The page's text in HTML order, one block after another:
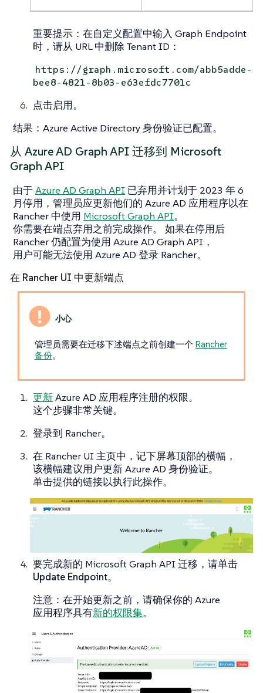
重要提示 ：在自定义配置中输入 Graph Endpoint
时，请从 URL 中删除 Tenant ID：
https://graph.microsoft.com/abb5adde-
bee8-4821-8b03-e63efdc7701c
点击启用。
结果 ：Azure Active Directory 身份验证已配置。
从 Azure AD Graph API 迁移到 Microsoft
Graph API
由于Azure AD Graph API 已弃用并计划于 2023 年 6
月停用，管理员应更新他们的 Azure AD 应用程序以在
Rancher 中使用 Microsoft Graph API。
你需要在端点弃用之前完成操作。 如果在停用后
Rancher 仍配置为使用 Azure AD Graph API，
用户可能无法使用 Azure AD 登录 Rancher。
在 Rancher UI 中更新端点
管理员需要在迁移下述端点之前创建一个 Rancher
备份。
更新Azure AD 应用程序注册的权限。
这个步骤非常关键。
登录到 Rancher。
在 Rancher UI 主页中，记下屏幕顶部的横幅，
该横幅建议用户更新 Azure AD 身份验证。
单击提供的链接以执行此操作。
要完成新的 Microsoft Graph API 迁移，请单击
Update Endpoint。
注意 ：在开始更新之前，请确保你的 Azure
应用程序具有新的权限集。